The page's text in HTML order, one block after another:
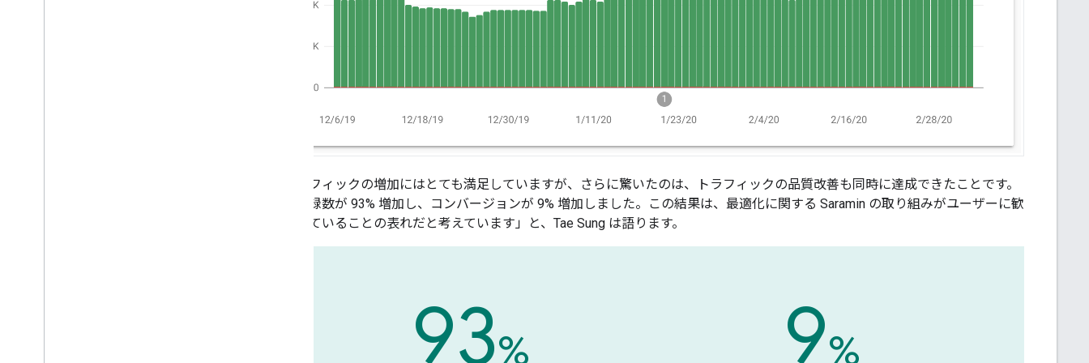
「トラフィックの増加にはとても満足していますが、さらに驚いたのは、トラフィックの品質改善も同時に達成できたことです。
新規登録数が 93% 増加し、コンバージョンが 9% 増加しました。この結果は、最適化に関する Saramin の取り組みがユーザーに歓
迎されていることの表れだと考えています」と、Tae Sung は語ります。
93% 9%